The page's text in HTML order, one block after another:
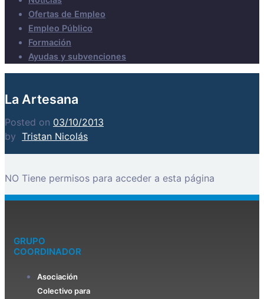
Ofertas de Empleo
Empleo Público
Formación
Ayudas y subvenciones
La Artesana
Posted on 03/10/2013
by Tristan Nicolás
NO Tiene permisos para acceder a esta página
GRUPO
COORDINADOR
Asociación
Colectivo para